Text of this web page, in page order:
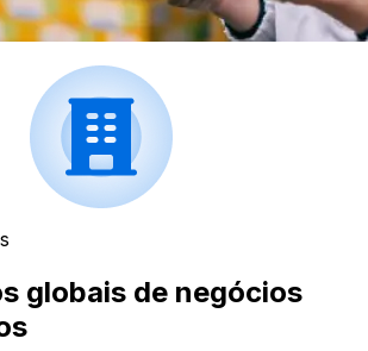
globais de negócios